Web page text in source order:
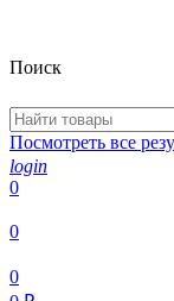
Поиск
Посмотреть все
login
0
0
0